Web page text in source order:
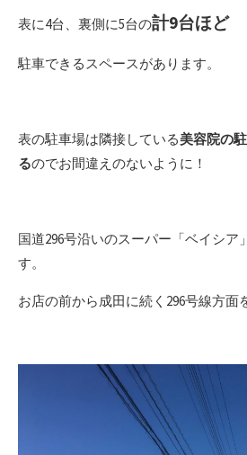
表に4台、裏側に5台の計9台ほど
駐車できるスペースがあります。
表の駐車場は隣接している美容院の
るのでお間違えのないように！
国道296号沿いのスーパー「ベイシア
す。
お店の前から成田に続く296号線方面